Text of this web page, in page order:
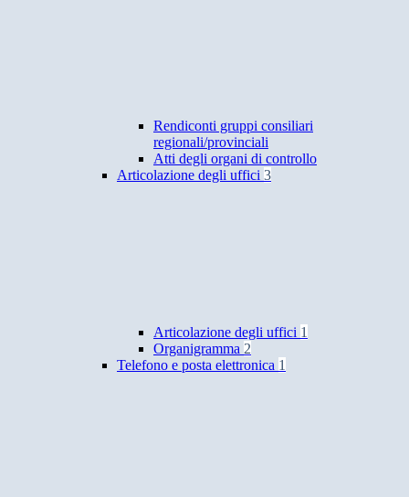
Rendiconti gruppi consiliari
regionali/provinciali
Atti degli organi di controllo
Articolazione degli uffici 3
Articolazione degli uffici 1
Organigramma 2
Telefono e posta elettronica 1